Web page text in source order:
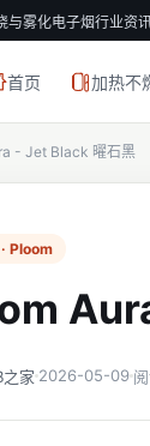
与雾化电子烟行业资
首页 加热不
- Jet Black 曜石黑
Ploom
家 2026-05-09